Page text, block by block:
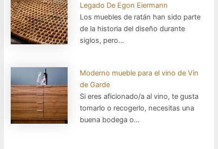
Legado De Egon Eiermann
Los muebles de ratán han sido parte
de la historia del diseño durante
siglos, pero…
Moderno mueble para el vino de Vin
de Garde
Si eres aficionado/a al vino, te gusta
tomarlo o recogerlo, necesitas una
buena bodega o…